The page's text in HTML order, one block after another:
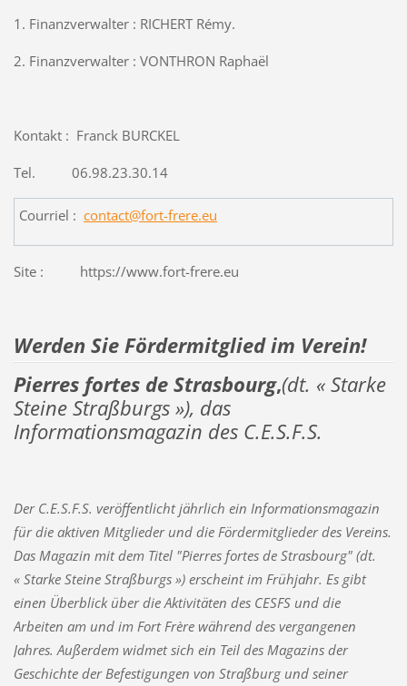
1. Finanzverwalter : RICHERT Rémy.
2. Finanzverwalter : VONTHRON Raphaël
Kontakt : Franck BURCKEL
Tel. 06.98.23.30.14
Courriel : contact@fort-frere.eu
Site : https://www.fort-frere.eu
Werden Sie Fördermitglied im Verein!
Pierres fortes de Strasbourg,(dt. « Starke
Steine Straßburgs »), das
Informationsmagazin des C.E.S.F.S.
Der C.E.S.F.S. veröffentlicht jährlich ein Informationsmagazin
für die aktiven Mitglieder und die Fördermitglieder des Vereins.
Das Magazin mit dem Titel "Pierres fortes de Strasbourg" (dt.
« Starke Steine Straßburgs ») erscheint im Frühjahr. Es gibt
einen Überblick über die Aktivitäten des CESFS und die
Arbeiten am und im Fort Frère während des vergangenen
Jahres. Außerdem widmet sich ein Teil des Magazins der
Geschichte der Befestigungen von Straßburg und seiner